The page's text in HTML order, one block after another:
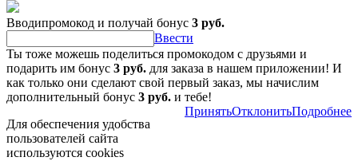
Вводипромокод и получай бонус 3 руб.
Ввести
Ты тоже можешь поделиться промокодом с друзьями и
подарить им бонус 3 руб. для заказа в нашем приложении! И
как только они сделают свой первый заказ, мы начислим
дополнительный бонус 3 руб. и тебе!
Для обеспечения удобства
пользователей сайта
используются cookies
ПринятьОтклонитьПодробнее